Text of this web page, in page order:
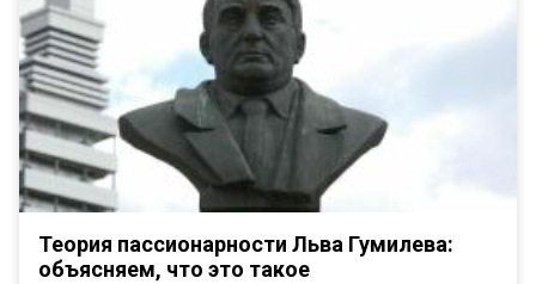
Теория пассионарности Льва Гумилева:
объясняем, что это такое